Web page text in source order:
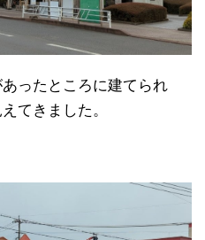
ったところに建てられ
てきました。